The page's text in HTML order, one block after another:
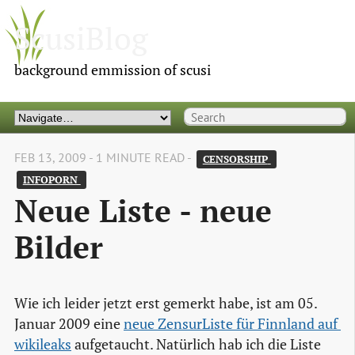
ScusiBlog
background emmission of scusi
FEB 13, 2009 - 1 MINUTE READ -
CENSORSHIP
INFOPORN
Neue Liste - neue
Bilder
Wie ich leider jetzt erst gemerkt habe, ist am 05.
Januar 2009 eineneue ZensurListe für Finnland auf
wikileaks aufgetaucht. Natürlich hab ich die Liste